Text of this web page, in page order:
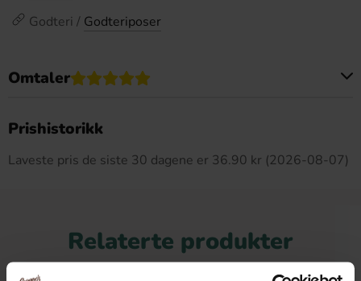
Godteri / Godteriposer
Omtaler
Prishistorikk
Laveste pris de siste 30 dagene er 36.90 kr (2026-08-07)
Relaterte produkter